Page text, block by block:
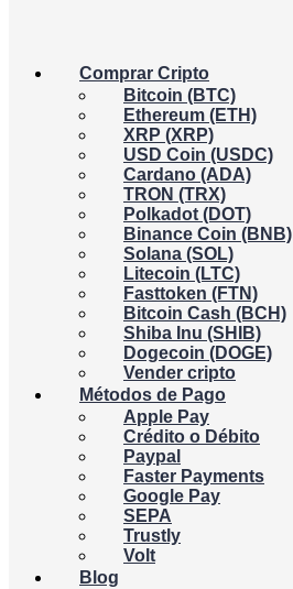
Comprar Cripto
Bitcoin (BTC)
Ethereum (ETH)
XRP (XRP)
USD Coin (USDC)
Cardano (ADA)
TRON (TRX)
Polkadot (DOT)
Binance Coin (BNB)
Solana (SOL)
Litecoin (LTC)
Fasttoken (FTN)
Bitcoin Cash (BCH)
Shiba Inu (SHIB)
Dogecoin (DOGE)
Vender cripto
Métodos de Pago
Apple Pay
Crédito o Débito
Paypal
Faster Payments
Google Pay
SEPA
Trustly
Volt
Blog